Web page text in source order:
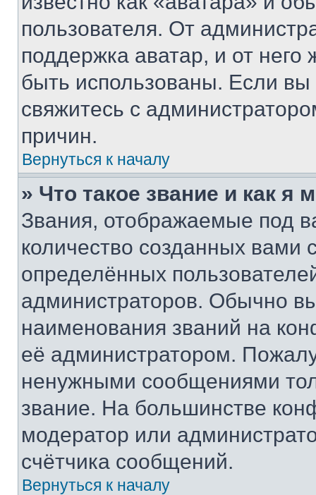
пользователя. От
поддержка аватар, и от него
быть использованы. Если
свяжитесь с
причин.
Вернуться к началу
» Что такое звание и как я
Звания, отображаемые под
количество созданных
определённых
администраторов. Обычно
наименования званий на
её администратором.
ненужными сообщениями
звание. На большинстве
модератор или
счётчика сообщений.
Вернуться к началу